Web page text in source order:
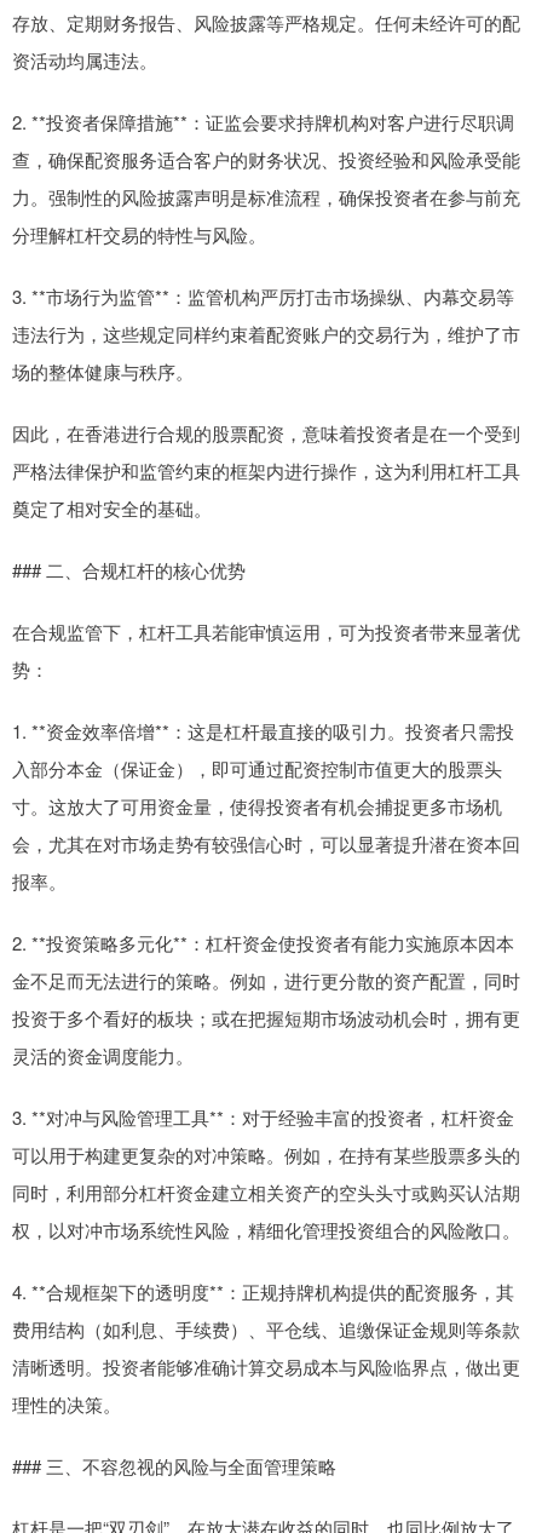
存放、定期财务报告、风险披露等严格规定。任何未经许可的配
资活动均属违法。
2. **投资者保障措施**：证监会要求持牌机构对客户进行尽职调
查，确保配资服务适合客户的财务状况、投资经验和风险承受能
力。强制性的风险披露声明是标准流程，确保投资者在参与前充
分理解杠杆交易的特性与风险。
3. **市场行为监管**：监管机构严厉打击市场操纵、内幕交易等
违法行为，这些规定同样约束着配资账户的交易行为，维护了市
场的整体健康与秩序。
因此，在香港进行合规的股票配资，意味着投资者是在一个受到
严格法律保护和监管约束的框架内进行操作，这为利用杠杆工具
奠定了相对安全的基础。
### 二、合规杠杆的核心优势
在合规监管下，杠杆工具若能审慎运用，可为投资者带来显著优
势：
1. **资金效率倍增**：这是杠杆最直接的吸引力。投资者只需投
入部分本金（保证金），即可通过配资控制市值更大的股票头
寸。这放大了可用资金量，使得投资者有机会捕捉更多市场机
会，尤其在对市场走势有较强信心时，可以显著提升潜在资本回
报率。
2. **投资策略多元化**：杠杆资金使投资者有能力实施原本因本
金不足而无法进行的策略。例如，进行更分散的资产配置，同时
投资于多个看好的板块；或在把握短期市场波动机会时，拥有更
灵活的资金调度能力。
3. **对冲与风险管理工具**：对于经验丰富的投资者，杠杆资金
可以用于构建更复杂的对冲策略。例如，在持有某些股票多头的
同时，利用部分杠杆资金建立相关资产的空头头寸或购买认沽期
权，以对冲市场系统性风险，精细化管理投资组合的风险敞口。
4. **合规框架下的透明度**：正规持牌机构提供的配资服务，其
费用结构（如利息、手续费）、平仓线、追缴保证金规则等条款
清晰透明。投资者能够准确计算交易成本与风险临界点，做出更
理性的决策。
### 三、不容忽视的风险与全面管理策略